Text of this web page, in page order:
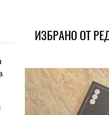
ИЗБРАНО ОТ